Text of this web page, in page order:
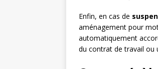
Enfin, en cas de
aménagement pour
automatiquement
du contrat de travail ou